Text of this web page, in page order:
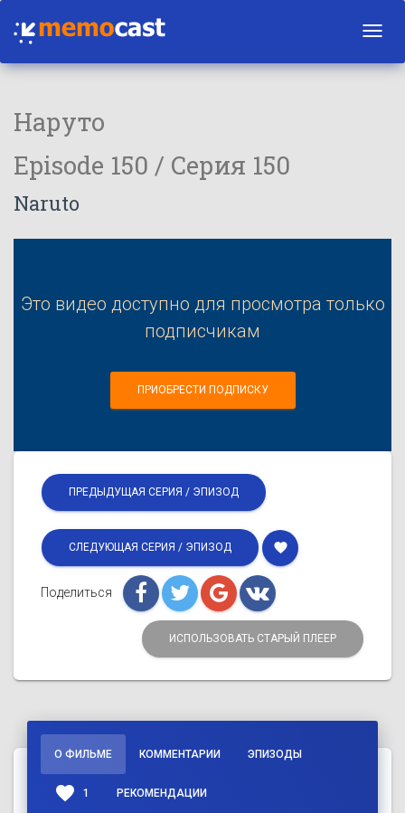
Наруто
Episode 150 / Серия 150
Naruto
Это видео доступно для просмотра только
подписчикам
ПРИОБРЕСТИ ПОДПИСКУ
ПРЕДЫДУЩАЯ СЕРИЯ / ЭПИЗОД
СЛЕДУЮЩАЯ СЕРИЯ / ЭПИЗОД favorite
Поделиться
ИСПОЛЬЗОВАТЬ СТАРЫЙ ПЛЕЕР
О ФИЛЬМЕ КОММЕНТАРИИ ЭПИЗОДЫ
favorite 1 РЕКОМЕНДАЦИИ